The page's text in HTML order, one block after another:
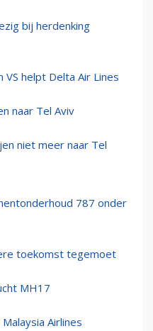
bij herdenking
VS helpt Delta Air Lines
naar Tel Aviv
niet meer naar Tel
787 onder
toekomst tegemoet
MH17
Airlines